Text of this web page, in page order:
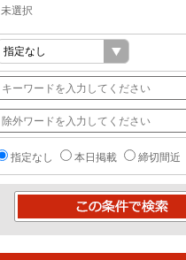
未選択
指定なし 本日掲載 締切間近